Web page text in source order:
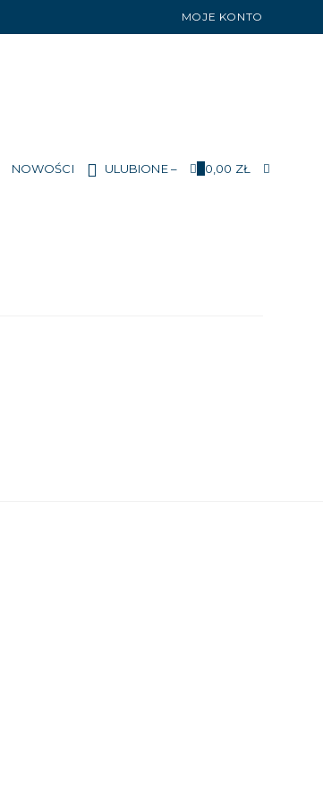
MOJE KONTO
NOWOŚCI ULUBIONE – 0,00 ZŁ TOGGLE